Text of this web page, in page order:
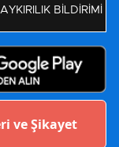
BİLDİRİMİ
ve Şikayet